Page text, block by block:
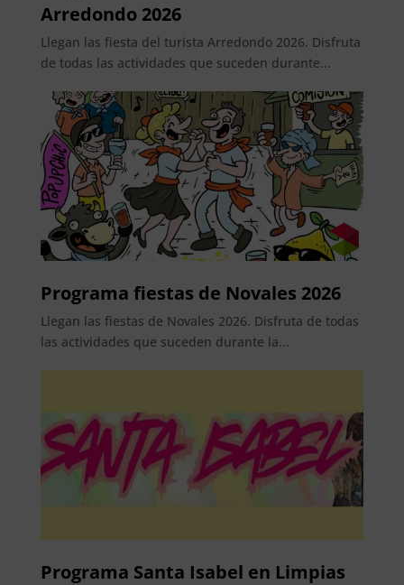
Arredondo 2026
Llegan las fiesta del turista Arredondo 2026. Disfruta
de todas las actividades que suceden durante...
Programa fiestas de Novales 2026
Llegan las fiestas de Novales 2026. Disfruta de todas
las actividades que suceden durante la...
Programa Santa Isabel en Limpias